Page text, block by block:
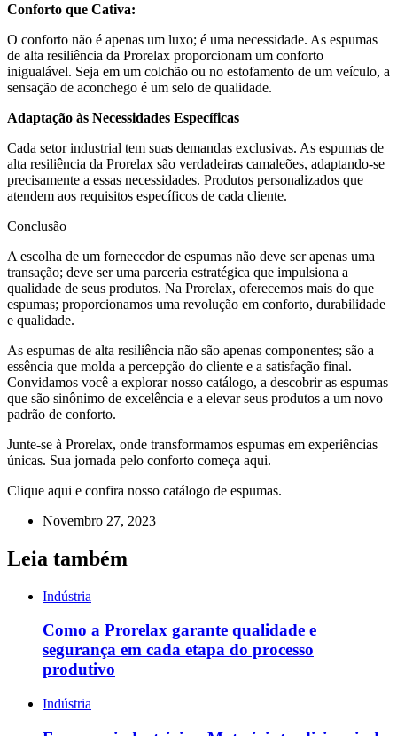
Conforto que Cativa:
O conforto não é apenas um luxo; é uma necessidade. As espumas
de alta resiliência da Prorelax proporcionam um conforto
inigualável. Seja em um colchão ou no estofamento de um veículo, a
sensação de aconchego é um selo de qualidade.
Adaptação às Necessidades Específicas
Cada setor industrial tem suas demandas exclusivas. As espumas de
alta resiliência da Prorelax são verdadeiras camaleões, adaptando-se
precisamente a essas necessidades. Produtos personalizados que
atendem aos requisitos específicos de cada cliente.
Conclusão
A escolha de um fornecedor de espumas não deve ser apenas uma
transação; deve ser uma parceria estratégica que impulsiona a
qualidade de seus produtos. Na Prorelax, oferecemos mais do que
espumas; proporcionamos uma revolução em conforto, durabilidade
e qualidade.
As espumas de alta resiliência não são apenas componentes; são a
essência que molda a percepção do cliente e a satisfação final.
Convidamos você a explorar nosso catálogo, a descobrir as espumas
que são sinônimo de excelência e a elevar seus produtos a um novo
padrão de conforto.
Junte-se à Prorelax, onde transformamos espumas em experiências
únicas. Sua jornada pelo conforto começa aqui.
Clique aqui e confira nosso catálogo de espumas.
Novembro 27, 2023
Leia também
Indústria
Como a Prorelax garante qualidade e
segurança em cada etapa do processo
produtivo
Indústria